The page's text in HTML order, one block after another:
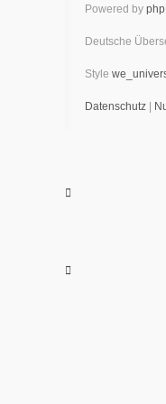
Powered by
Deutsche
Style
Datenschutz |